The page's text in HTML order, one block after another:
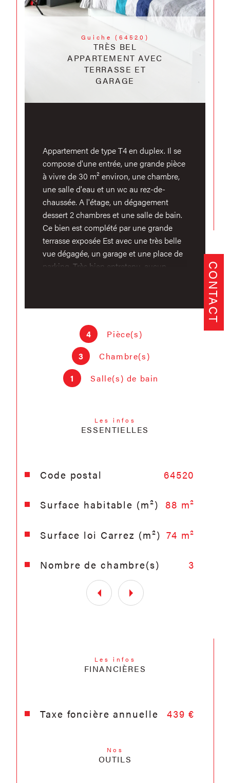
CONTACT
Guiche (64520)
TRÈS BEL
APPARTEMENT AVEC
TERRASSE ET
GARAGE
4
Pièce(s)
3
Chambre(s)
1
Salle(s) de bain
Les infos
ESSENTIELLES
Caractéristiques Valeurs
Code postal 64520
Surface habitable (m²) 88 m²
Surface loi Carrez (m²) 74 m²
Nombre de chambre(s) 3
Appartement de type T4 en duplex. Il se
compose d'une entrée, une grande pièce
à vivre de 30 m² environ, une chambre,
une salle d'eau et un wc au rez-de-
chaussée. A l'étage, un dégagement
dessert 2 chambres et une salle de bain.
Ce bien est complété par une grande
terrasse exposée Est avec une très belle
vue dégagée, un garage et une place de
parking. Très bien entretenu, aucun
honoraires sont à la charge de
l'acquéreur d'un montant de 6% TTC
(Prix de vente hors honoraires : 184
Les infos
FINANCIÈRES
Taxe foncière annuelle 439 €
Nos
OUTILS